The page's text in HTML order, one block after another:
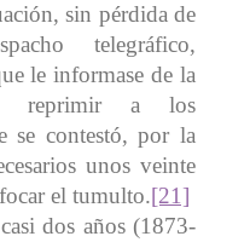
sin pérdida de
telegráfico,
le informase de la
reprimir a los
se contestó, por la
unos veinte
el tumulto.[21]
dos años (1873-